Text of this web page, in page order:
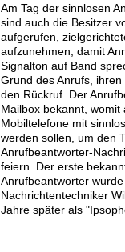
Am Tag der sinnlosen
sind auch die Besitzer
aufgerufen,
aufzunehmen, damit
Signalton auf Band
Grund des Anrufs,
den Rückruf. Der
Mailbox bekannt,
Mobiltelefone mit
werden sollen, um den
Anrufbeantworter-
feiern. Der erste
Anrufbeantworter
Nachrichtentechniker
Jahre später als